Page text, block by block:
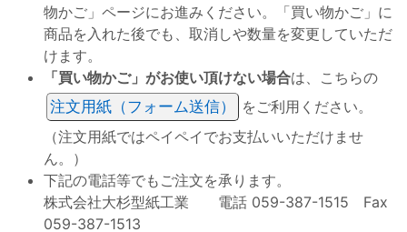
物かご」ページにお進みください。「買い物かご」に
商品を入れた後でも、取消しや数量を変更していただ
けます。
「買い物かご」がお使い頂けない場合は、こちらの
注文用紙（フォーム送信）
をご利用ください。
（注文用紙ではペイペイでお支払いいただけませ
ん。）
下記の電話等でもご注文を承ります。
株式会社大杉型紙工業 電話 059-387-1515 Fax
059-387-1513